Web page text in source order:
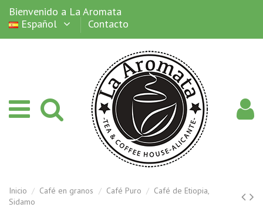
Bienvenido a La Aromata
Español
Contacto
Inicio Café en granos Café Puro
Café de Etiopia,
Sidamo